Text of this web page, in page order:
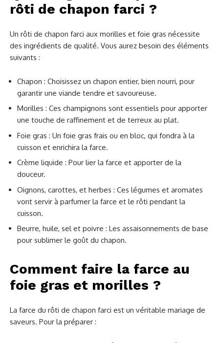
rôti de chapon farci ?
Un rôti de chapon farci aux morilles et foie gras nécessite
des ingrédients de qualité. Vous aurez besoin des éléments
suivants :
Chapon : Choisissez un chapon entier, bien nourri, pour
garantir une viande tendre et savoureuse.
Morilles : Ces champignons sont essentiels pour apporter
une touche de raffinement et de terreux au plat.
Foie gras : Un foie gras frais ou en bloc, qui fondra à la
cuisson et enrichira la farce.
Crème liquide : Pour lier la farce et apporter de la
douceur.
Oignons, carottes, et herbes : Ces légumes et aromates
vont servir à parfumer la farce et le rôti pendant la
cuisson.
Beurre, huile, sel et poivre : Les assaisonnements de base
pour sublimer le goût du chapon.
Comment faire la farce au
foie gras et morilles ?
La farce du rôti de chapon farci est un véritable mariage de
saveurs. Pour la préparer :